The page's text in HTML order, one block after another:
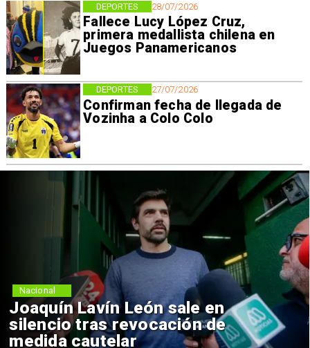
28/07/2026
Fallece Lucy López Cruz,
primera medallista chilena en
Juegos Panamericanos
DEPORTES
27/07/2026
Confirman fecha de llegada de
Vozinha a Colo Colo
DEPORTES
Joaquín Lavín León sale en
silencio tras revocación de
medida cautelar
Nacional